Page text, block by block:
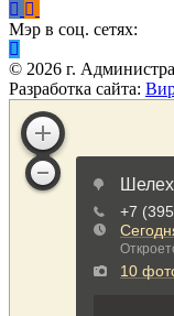
Мэр в соц. сетях:
© 2026 г.
Разработка сайта: